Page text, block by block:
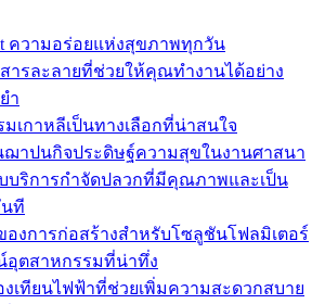
ความอร่อยแห่งสุขภาพทุกวัน
ารละลายที่ช่วยให้คุณทำงานได้อย่าง
ำ
เกาหลีเป็นทางเลือกที่น่าสนใจ
ฌาปนกิจประดิษฐ์ความสุขในงานศาสนา
บบริการกำจัดปลวกที่มีคุณภาพและเป็น
ที
องการก่อสร้างสำหรับโซลูชันโฟลมิเตอร์
อุตสาหกรรมที่น่าทึ่ง
เทียนไฟฟ้าที่ช่วยเพิ่มความสะดวกสบาย